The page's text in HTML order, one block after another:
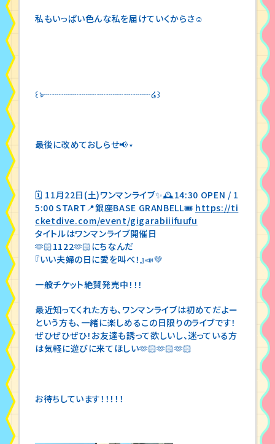
私もいっぱい色んな私を届けていくからさ☺️
꒰ঌ┈┈┈┈┈┈┈┈┈┈┈┈໒꒱
最後に改めておしらせ📢⋆
🗓 11月22日(土)ワンマンライブ✨🕰14:30 OPEN / 1
5:00 START📍銀座BASE GRANBELL🎟 https://ti
cketdive.com/event/gigarabiiifuufu
タイトルはワンマンライブ開催日
🫶🏻1122🫶🏻にちなんだ
『いい夫婦の日に愛を叫べ！』📣💚
一般チケット絶賛発売中！！！
最近知ってくれた方も、ワンマンライブは初めてだよー
という方も、一緒に楽しめるこの日限りのライブです！
ぜひぜひぜひ！お友達も誘って欲しいし、迷っている方
は気軽に遊びに来てほしい🫶🏻🫶🏻🫶🏻
お待ちしています！！！！！